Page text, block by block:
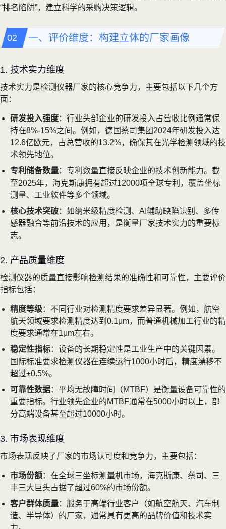
“排名陷阱”，建立科学的采购决策逻辑。
一、评价维度：构建立体的厂家画像
1. 技术实力维度
技术实力是检测仪器厂家的核心竞争力，主要包括以下几个方
面：
研发投入强度：行业头部企业的研发投入占营收比例通常保
持在8%-15%之间。例如，德国蔡司集团2024年研发投入达
12.6亿欧元，占总营收的13.2%，确保其在光学检测领域的技
术领先地位。
专利储备数量：专利数量直接反映企业的技术创新能力。截
至2025年，海克斯康拥有超过12000项全球专利，覆盖坐标
测量、工业软件等多个领域。
核心技术突破：如纳米级精度检测、AI辅助缺陷识别、多传
感器融合等前沿技术的应用，是衡量厂家技术实力的重要标
志。
2. 产品质量维度
检测仪器的质量直接影响检测结果的准确性和可靠性，主要评价
指标包括：
精度等级：不同行业对检测精度要求差异显著。例如，航空
航天领域要求检测精度达到0.1μm，而普通机械加工行业的精
度要求通常在1μm左右。
稳定性指标：设备的长期稳定性是工业生产中的关键因素。
国际标准要求检测仪器在连续运行1000小时后，精度漂移不
超过±0.5%。
可靠性数据：平均无故障时间（MTBF）是衡量设备可靠性的
重要指标。行业领先企业的MTBF通常在5000小时以上，部
分高端设备甚至超过10000小时。
3. 市场表现维度
市场表现反映了厂家的市场认可度和竞争力，主要包括：
市场份额：在全球三坐标测量机市场，海克斯康、蔡司、三
丰三大巨头占据了超过60%的市场份额。
客户群体质量：服务于高端行业客户（如航空航天、汽车制
造、半导体）的厂家，通常具有更高的品牌价值和技术实